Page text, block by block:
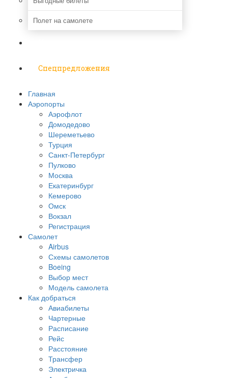
Полет на самолете
Спецпредложения
Главная
Аэропорты
Аэрофлот
Домодедово
Шереметьево
Турция
Санкт-Петербург
Пулково
Москва
Екатеринбург
Кемерово
Омск
Вокзал
Регистрация
Самолет
Airbus
Схемы самолетов
Boeing
Выбор мест
Модель самолета
Как добраться
Авиабилеты
Чартерные
Расписание
Рейс
Расстояние
Трансфер
Электричка